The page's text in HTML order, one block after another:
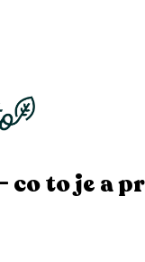
co to je a